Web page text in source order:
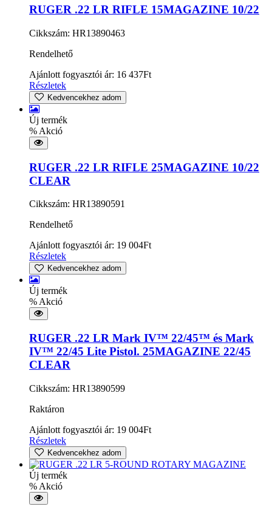
RUGER .22 LR RIFLE 15MAGAZINE 10/22
Cikkszám: HR13890463
Rendelhető
Ajánlott fogyasztói ár: 16 437Ft
Részletek
Kedvencekhez adom
Új termék
% Akció
RUGER .22 LR RIFLE 25MAGAZINE 10/22
CLEAR
Cikkszám: HR13890591
Rendelhető
Ajánlott fogyasztói ár: 19 004Ft
Részletek
Kedvencekhez adom
Új termék
% Akció
RUGER .22 LR Mark IV™ 22/45™ és Mark
IV™ 22/45 Lite Pistol. 25MAGAZINE 22/45
CLEAR
Cikkszám: HR13890599
Raktáron
Ajánlott fogyasztói ár: 19 004Ft
Részletek
Kedvencekhez adom
Új termék
% Akció